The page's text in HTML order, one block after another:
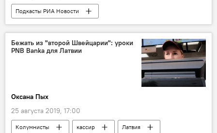
Подкасты РИА Новости
Радио Sputnik Латвия
СССР
Япония
Европа
Бежать из "второй Швейцарии": уроки
PNB Banka для Латвии
Оксана Пых
25 августа 2019, 17:00
Колумнисты кассир Латвия